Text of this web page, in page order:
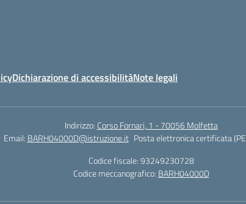
Dichiarazione di accessibilitàNote legali
Indirizzo: Corso Fornari, 1 - 70056 Molfetta
Email: BARH04000D@istruzione.it Posta elettronica certificata
Codice fiscale: 93249230728
Codice meccanografico: BARH04000D